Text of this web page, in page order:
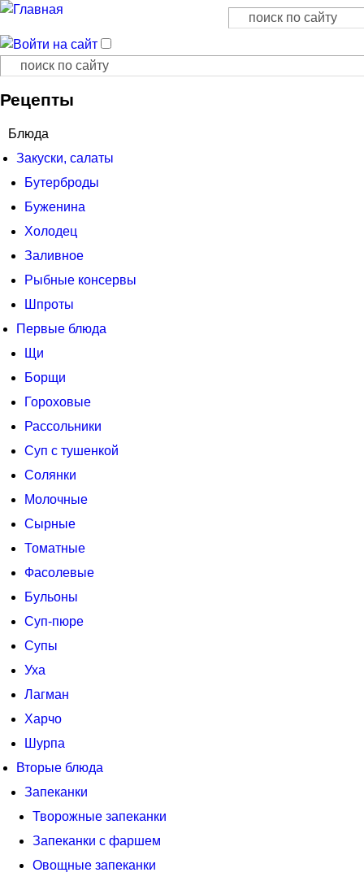
Форма поиска
Поиск
Форма поиска
Поиск
Рецепты
Блюда
Закуски, салаты
Бутерброды
Буженина
Холодец
Заливное
Рыбные консервы
Шпроты
Первые блюда
Щи
Борщи
Гороховые
Рассольники
Суп с тушенкой
Солянки
Молочные
Сырные
Томатные
Фасолевые
Бульоны
Суп-пюре
Супы
Уха
Лагман
Харчо
Шурпа
Вторые блюда
Запеканки
Творожные запеканки
Запеканки с фаршем
Овощные запеканки